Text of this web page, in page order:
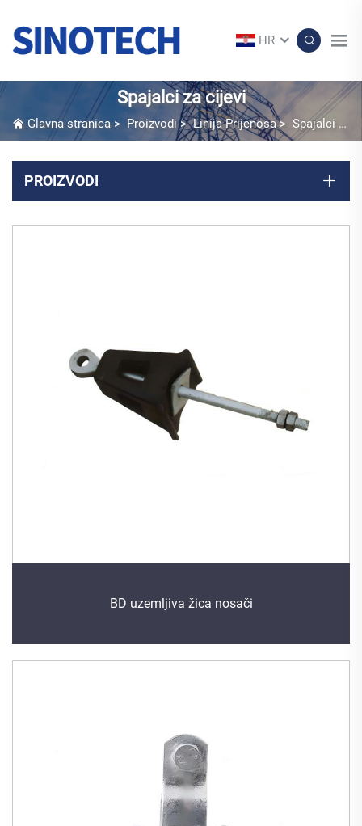
HR
Spajalci za cijevi
Glavna stranica> Proizvodi>Linija Prijenosa> Spajalci za cijevi
PROIZVODI
BD uzemljiva žica nosači